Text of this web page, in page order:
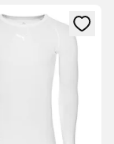
a tagként
modált a